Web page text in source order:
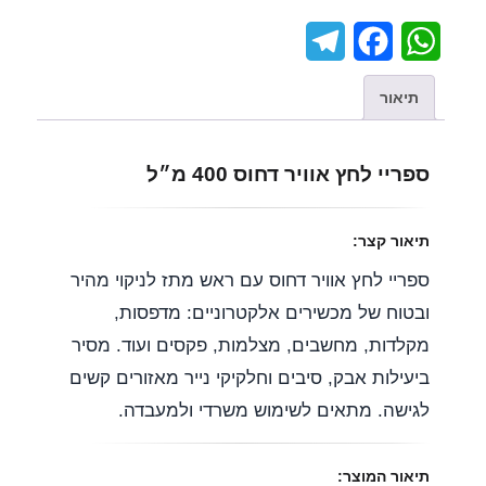
W
h
a
A
p
p
c
o
k
l
a
m
תיאור
ספריי לחץ אוויר דחוס 400 מ״ל
תיאור קצר:
ספריי לחץ אוויר דחוס עם ראש מתז לניקוי מהיר
ובטוח של מכשירים אלקטרוניים: מדפסות,
מקלדות, מחשבים, מצלמות, פקסים ועוד. מסיר
ביעילות אבק, סיבים וחלקיקי נייר מאזורים קשים
לגישה. מתאים לשימוש משרדי ולמעבדה.
תיאור המוצר: